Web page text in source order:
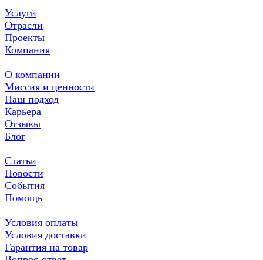
Услуги
Отрасли
Проекты
Компания
О компании
Миссия и ценности
Наш подход
Карьера
Отзывы
Блог
Статьи
Новости
События
Помощь
Условия оплаты
Условия доставки
Гарантия на товар